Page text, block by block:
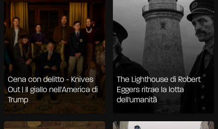
Cena con delitto - Knives
Out | Il giallo nell'America di
Trump
The Lighthouse di Robert
Eggers ritrae la lotta
dell'umanità